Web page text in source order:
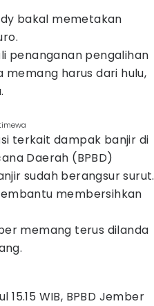
bakal memetakan
penanganan pengalihan
memang harus dari hulu,
terkait dampak banjir di
Daerah (BPBD)
sudah berangsur surut.
membersihkan
memang terus dilanda
15.15 WIB, BPBD Jember